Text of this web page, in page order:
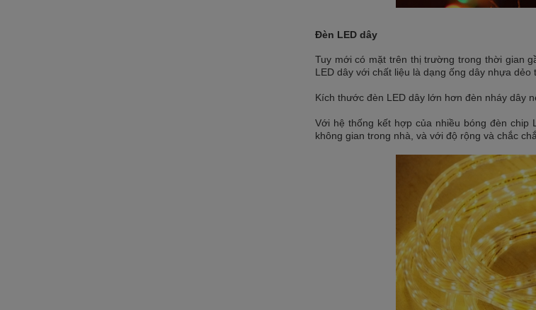
Đèn LED dây
Tuy mới có mặt trên thị trường trong thời gian
LED dây với chất liệu là dạng ống dây nhựa
Kích thước đèn LED dây lớn hơn đèn nháy dây
Với hệ thống kết hợp của nhiều bóng đèn
không gian trong nhà, và với độ rộng và chắc